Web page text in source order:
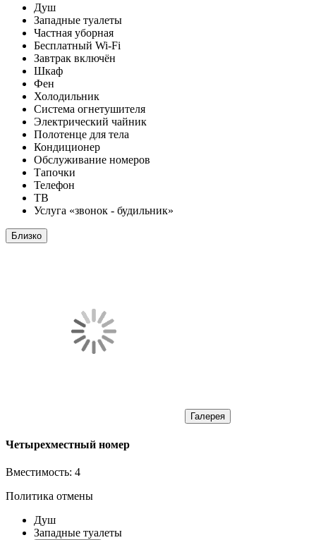
Душ
Западные туалеты
Частная уборная
Бесплатный Wi-Fi
Завтрак включён
Шкаф
Фен
Холодильник
Система огнетушителя
Электрический чайник
Полотенце для тела
Кондиционер
Обслуживание номеров
Тапочки
Телефон
ТВ
Услуга «звонок - будильник»
Близко
Галерея
Четырехместный номер
Вместимость: 4
Политика отмены
Душ
Западные туалеты